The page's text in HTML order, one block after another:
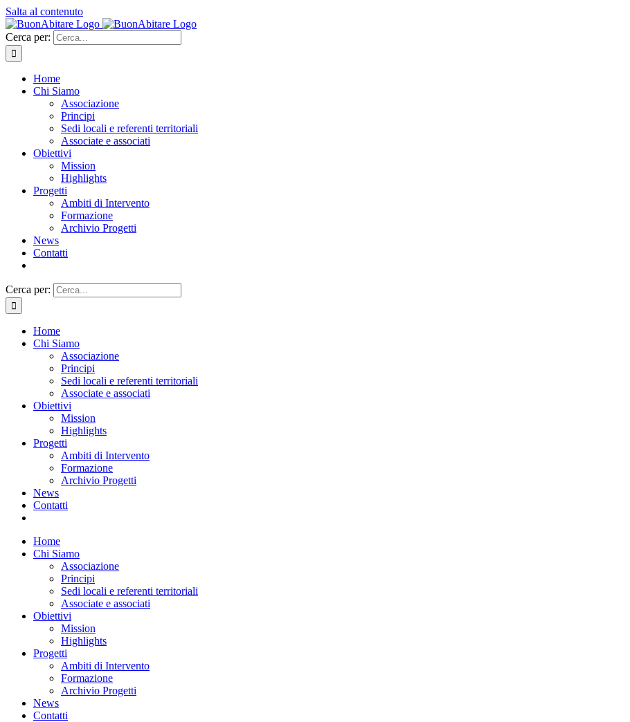
Salta al contenuto
Cerca per:
Home
Chi Siamo
Associazione
Principi
Sedi locali e referenti territoriali
Associate e associati
Obiettivi
Mission
Highlights
Progetti
Ambiti di Intervento
Formazione
Archivio Progetti
News
Contatti
Cerca per:
Home
Chi Siamo
Associazione
Principi
Sedi locali e referenti territoriali
Associate e associati
Obiettivi
Mission
Highlights
Progetti
Ambiti di Intervento
Formazione
Archivio Progetti
News
Contatti
Home
Chi Siamo
Associazione
Principi
Sedi locali e referenti territoriali
Associate e associati
Obiettivi
Mission
Highlights
Progetti
Ambiti di Intervento
Formazione
Archivio Progetti
News
Contatti